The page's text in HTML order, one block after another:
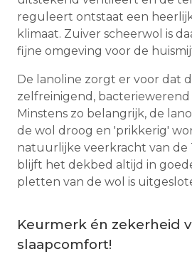
reguleert ontstaat een
klimaat. Zuiver scheerwol is
fijne omgeving voor de
De lanoline zorgt er voor dat
zelfreinigend, bacteriewerend
Minstens zo belangrijk, de
de wol droog en 'prikkerig'
natuurlijke veerkracht van de
blijft het dekbed altijd in
pletten van de wol is
Keurmerk én zekerheid
slaapcomfort!